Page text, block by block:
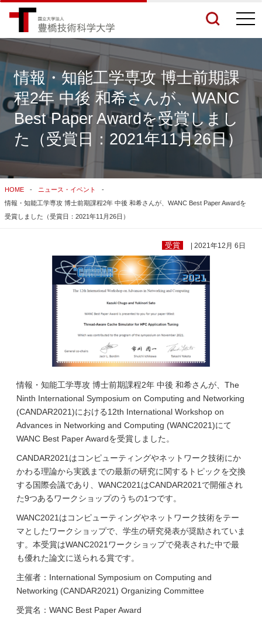
検索結果をもっと見る
関連サイトすべてを検索する
情報・知能工学専攻 博士前期課
程2年 中後 和希さんが、WANC
Best Paper Awardを受賞しまし
た（受賞日：2021年11月26日）
HOME
ニュース・イベント
情報・知能工学専攻 博士前期課程2年 中後 和希さんが、WANC Best Paper Awardを
受賞しました（受賞日：2021年11月26日）
受賞 | 2021年12月 6日
情報・知能工学専攻 博士前期課程2年 中後 和希さんが、The
Ninth International Symposium on Computing and Networking
(CANDAR2021)における12th International Workshop on
Advances in Networking and Computing (WANC2021)にて
WANC Best Paper Awardを受賞しました。
CANDAR2021はコンピューティングやネットワーク技術にか
かわる理論から実践までの最新の研究に関するトピックを交換
する国際会議であり、WANC2021はCANDAR2021で開催され
た9つあるワークショップのうちの1つです。
WANC2021はコンピューティングやネットワーク技術をテー
マとしたワークショップで、学生の研究発表が奨励されていま
す。本受賞はWANC2021ワークショップで発表された中で最
も優れた論文に送られる賞です。
主催者：International Symposium on Computing and
Networking (CANDAR2021) Organizing Committee
受賞名：WANC Best Paper Award